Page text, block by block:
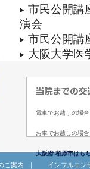
市民公開講
演会
市民公開講
大阪大学医
電車でお越しの場
お車でお越しの場
大阪府 柏原市はも
ご案内 ｜ インフルエン